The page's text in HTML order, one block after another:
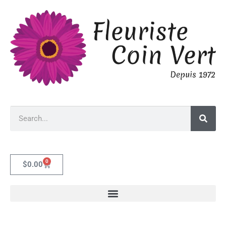
$0.00 0